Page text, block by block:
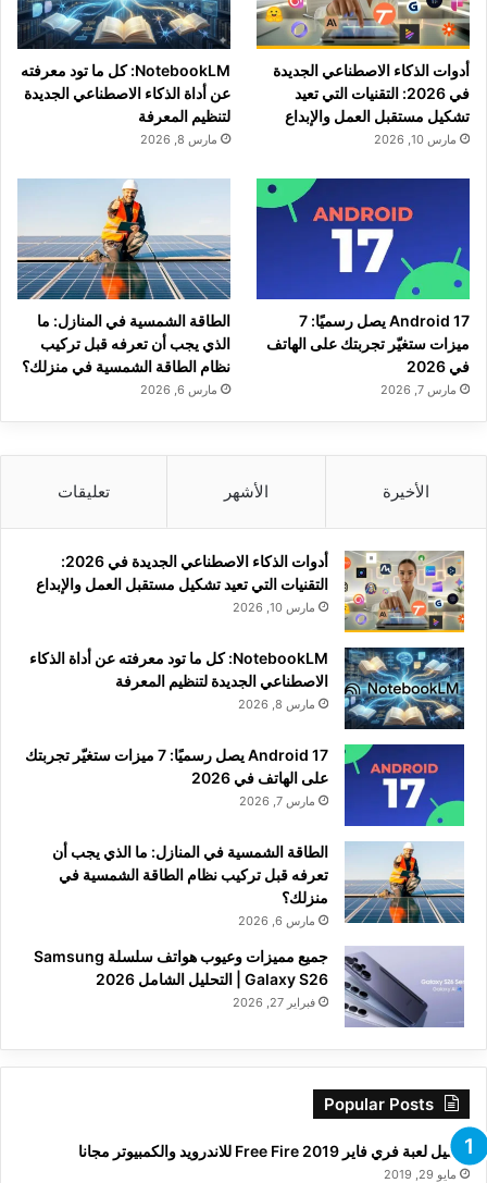
أدوات الذكاء الاصطناعي الجديدة
في 2026: التقنيات التي تعيد
تشكيل مستقبل العمل والإبداع
مارس 10, 2026
NotebookLM: كل ما تود معرفته
عن أداة الذكاء الاصطناعي الجديدة
لتنظيم المعرفة
مارس 8, 2026
Android 17 يصل رسميًا: 7
ميزات ستغيّر تجربتك على الهاتف
في 2026
مارس 7, 2026
الطاقة الشمسية في المنازل: ما
الذي يجب أن تعرفه قبل تركيب
نظام الطاقة الشمسية في منزلك؟
مارس 6, 2026
الأخيرة الأشهر تعليقات
أدوات الذكاء الاصطناعي الجديدة في 2026:
التقنيات التي تعيد تشكيل مستقبل العمل والإبداع
مارس 10, 2026
NotebookLM: كل ما تود معرفته عن أداة الذكاء
الاصطناعي الجديدة لتنظيم المعرفة
مارس 8, 2026
Android 17 يصل رسميًا: 7 ميزات ستغيّر تجربتك
على الهاتف في 2026
مارس 7, 2026
الطاقة الشمسية في المنازل: ما الذي يجب أن
تعرفه قبل تركيب نظام الطاقة الشمسية في
منزلك؟
مارس 6, 2026
جميع مميزات وعيوب هواتف سلسلة Samsung
Galaxy S26 | التحليل الشامل 2026
فبراير 27, 2026
Popular Posts
تحميل لعبة فري فاير Free Fire 2019 للاندرويد والكمبيوتر مجانا
مايو 29, 2019